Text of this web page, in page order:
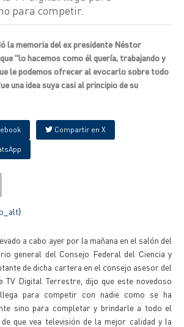
para competir.
la memoria del ex presidente Néstor
"lo hacemos como él quería, trabajando y
le podemos ofrecer al evocarlo sobre todo
una idea suya casi al principio de su
Compartir en X
a cabo ayer por la mañana en el salón del
general del Consejo Federal del Ciencia y
de dicha cartera en el consejo asesor del
TV Digital Terrestre, dijo que este novedoso
para competir con nadie como se ha
sino para completar y brindarle a todo el
que vea televisión de la mejor calidad y la